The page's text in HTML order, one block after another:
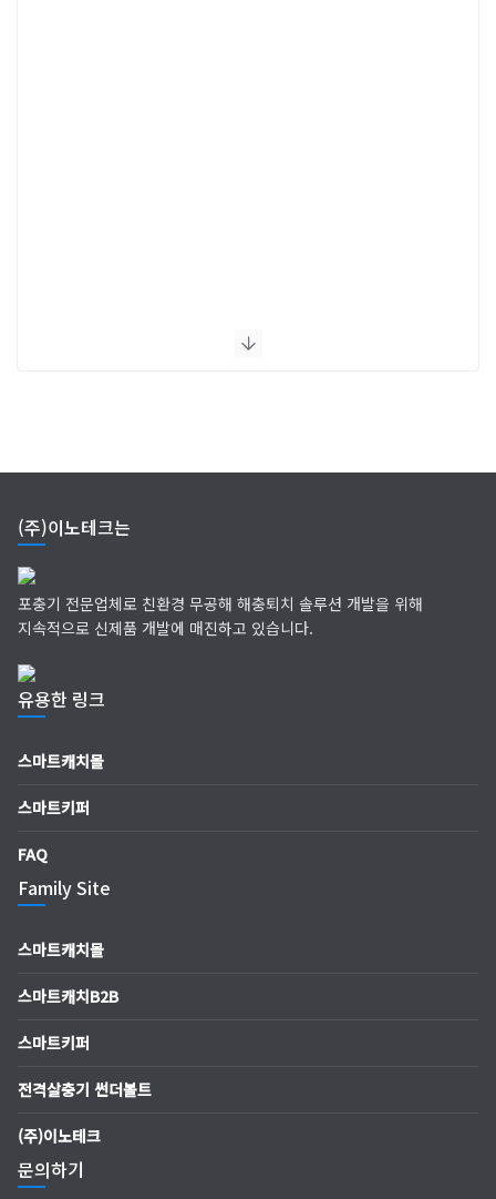
(주)이노테크는
포충기 전문업체로 친환경 무공해 해충퇴치 솔루션 개발을 위해
지속적으로 신제품 개발에 매진하고 있습니다.
유용한 링크
스마트캐치몰
스마트키퍼
FAQ
Family Site
스마트캐치몰
스마트캐치B2B
스마트키퍼
전격살충기 썬더볼트
(주)이노테크
문의하기